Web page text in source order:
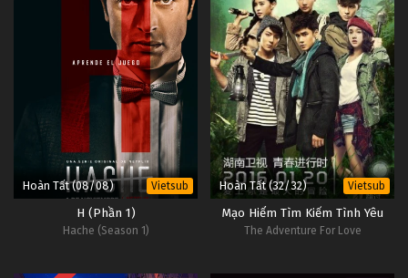
D.Gray-man Tập Tập 4
Tập Tập 4
D.Gray-man Tập Tập 3
Tập Tập 3
D.Gray-man Tập Tập 2
Tập Tập 2
D.Gray-man Tập Tập 1
Hoàn Tất (08/08) Vietsub
H (Phần 1)
Hache (Season 1)
Hoàn Tất (32/32) Vietsub
Mạo Hiểm Tìm Kiếm Tình Yêu
The Adventure For Love